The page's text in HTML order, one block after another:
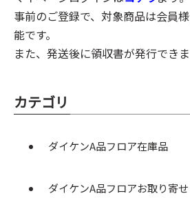
事前のご登録で、対象商品は会員
能です。
また、発送後に領収書が発行できま
カテゴリ
ダイケンA品フロア在庫品
ダイケンA品フロアお取り寄せ